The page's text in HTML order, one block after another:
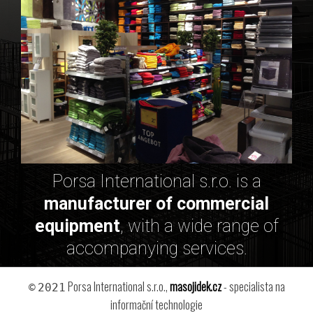
Porsa International s.r.o. is a
manufacturer of commercial
equipment, with a wide range of
accompanying services.
© 2021 Porsa International s.r.o.,masojidek.cz- specialista na
informační technologie